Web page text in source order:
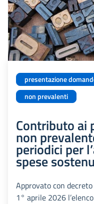
presentazione
non prevalenti
Contributo ai
non
periodici per
spese
Approvato con
1° aprile 2026